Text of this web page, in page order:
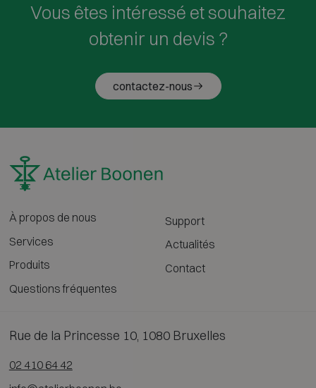
Vous êtes intéressé et souhaitez
obtenir un devis ?
contactez-nous
À propos de nous
Services
Produits
Questions fréquentes
Support
Actualités
Contact
Rue de la Princesse 10, 1080 Bruxelles
02 410 64 42